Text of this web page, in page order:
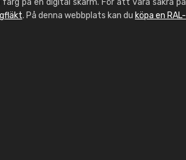
på en digital skärm. För att vara säkra på
. På denna webbplats kan du köpa en RAL-